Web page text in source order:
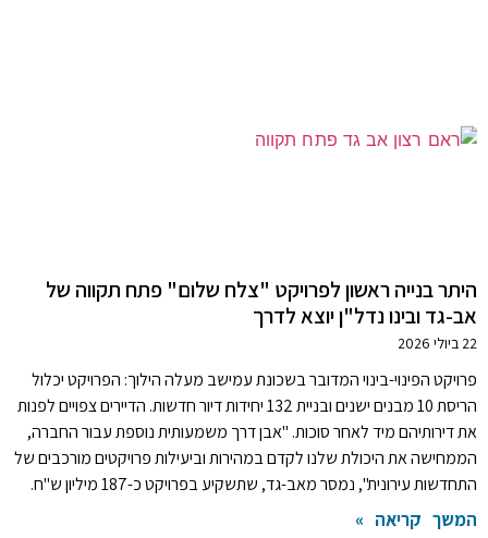
היתר בנייה ראשון לפרויקט "צלח שלום" פתח תקווה של
אב-גד ובינו נדל"ן יוצא לדרך
22 ביולי 2026
פרויקט הפינוי-בינוי המדובר בשכונת עמישב מעלה הילוך: הפרויקט יכלול
הריסת 10 מבנים ישנים ובניית 132 יחידות דיור חדשות. הדיירים צפויים לפנות
את דירותיהם מיד לאחר סוכות. "אבן דרך משמעותית נוספת עבור החברה,
הממחישה את היכולת שלנו לקדם במהירות וביעילות פרויקטים מורכבים של
התחדשות עירונית", נמסר מאב-גד, שתשקיע בפרויקט כ-187 מיליון ש"ח.
המשך קריאה »